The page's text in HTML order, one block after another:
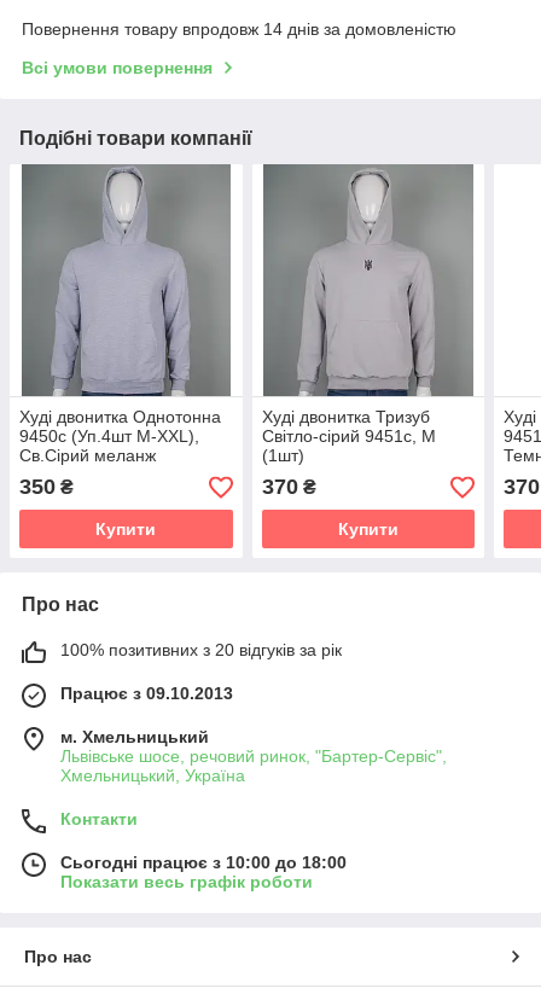
Повернення товару впродовж 14 днів за домовленістю
Всі умови повернення
Подібні товари компанії
Худі двонитка Однотонна
9450с (Уп.4шт M-XXL),
Св.Сірий меланж
350 ₴
Купити
Худі двонитка Тризуб
Світло-сірий 9451с, M
(1шт)
370₴
Купити
370
Про нас
100% позитивних з 20 відгуків за рік
Працює з 09.10.2013
м. Хмельницький
Львівське шосе, речовий ринок, "Бартер-Сервіс",
Хмельницький, Україна
Контакти
Сьогодні працює з 10:00 до 18:00
Показати весь графік роботи
Про нас